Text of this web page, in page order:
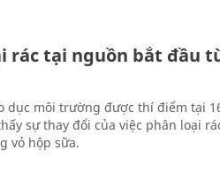
rác tại nguồn bắt đầu
dục môi trường được thí điểm tại
sự thay đổi của việc phân loại
vỏ hộp sữa.